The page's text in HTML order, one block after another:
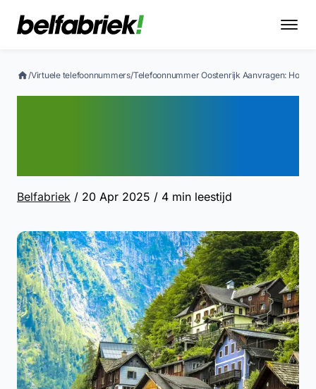
/Virtuele telefoonnummers/Telefoonnummer Oostenrijk Aanvragen: Hoe
Belfabriek / 20 Apr 2025 / 4 min leestijd